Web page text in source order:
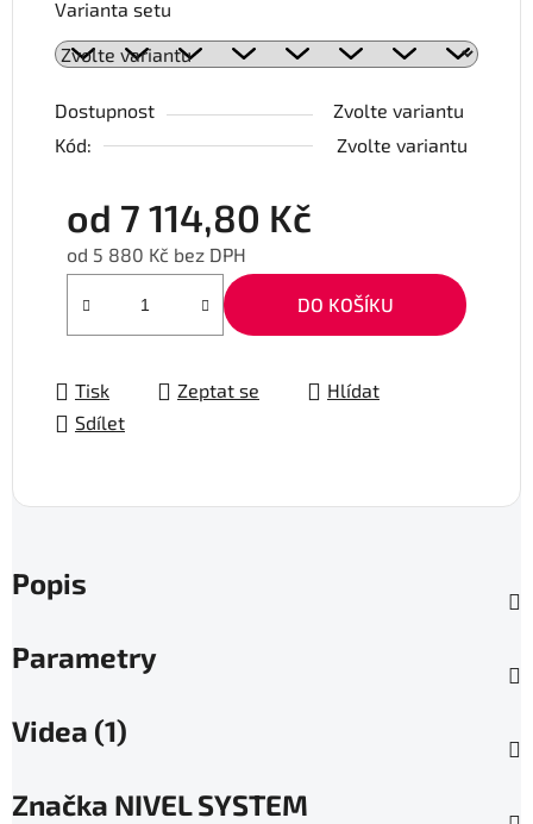
Varianta setu
Dostupnost
Zvolte variantu
Kód:
Zvolte variantu
od 7 114,80 Kč
od 5 880 Kč bez DPH
DO KOŠÍKU
Tisk Zeptat se
Hlídat
Sdílet
Popis
Parametry
Videa (1)
Značka NIVEL SYSTEM